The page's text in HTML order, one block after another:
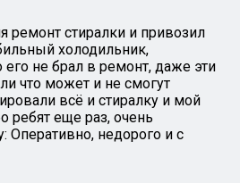
ремонт стиралки и привозил
холодильник,
его не брал в ремонт, даже эти
что может и не смогут
всё и стиралку и мой
ребят еще раз, очень
недорого и с